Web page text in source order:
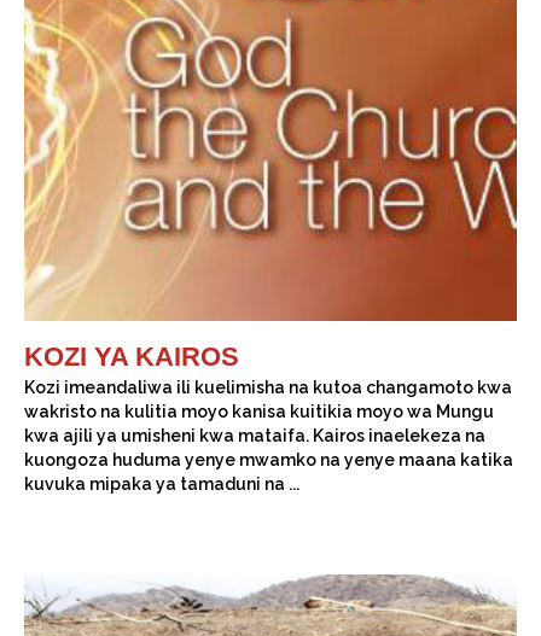
KOZI YA KAIROS
Kozi imeandaliwa ili kuelimisha na kutoa changamoto kwa
wakristo na kulitia moyo kanisa kuitikia moyo wa Mungu
kwa ajili ya umisheni kwa mataifa. Kairos inaelekeza na
kuongoza huduma yenye mwamko na yenye maana katika
kuvuka mipaka ya tamaduni na ...